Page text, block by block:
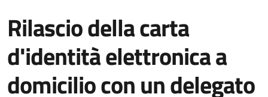
Rilascio della carta
d'identità elettronica a
domicilio con un delegato